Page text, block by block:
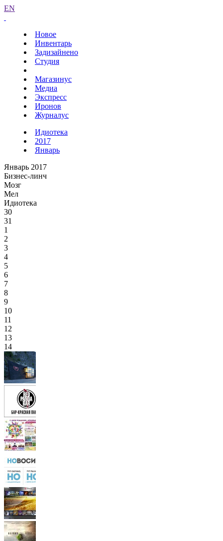
EN
Новое
Инвентарь
Задизайнено
Студия
Магазинус
Медиа
Экспресс
Иронов
Журналус
Идиотека
2017
Январь
Январь 2017
Бизнес-линч
Мозг
Мел
Идиотека
30
31
1
2
3
4
5
6
7
8
9
10
11
12
13
14